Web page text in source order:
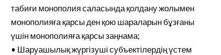
табиғи монополия саласында қолдану жолымен
монополияға қарсы ден қою шараларын бұзғаны
үшін монополияға қарсы заңнама;
• Шаруашылық жүргізуші субъектілердің үстем